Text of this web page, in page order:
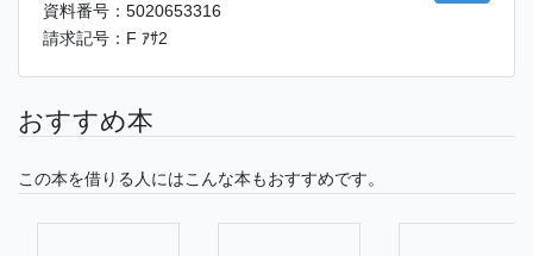
資料番号：5020653316
請求記号：F ｱｻ2
おすすめ本
この本を借りる人にはこんな本もおすすめです。